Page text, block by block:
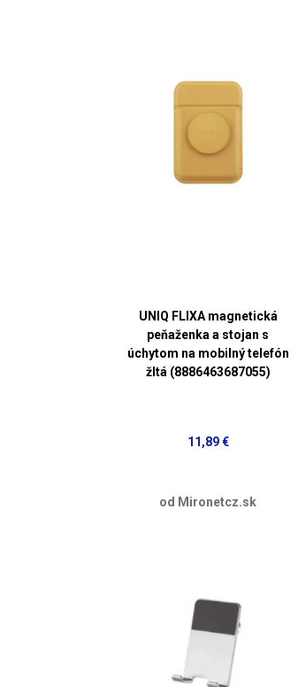
UNIQ FLIXA magnetická
peňaženka a stojan s
úchytom na mobilný telefón
žltá (8886463687055)
11,89 €
od Mironetcz.sk